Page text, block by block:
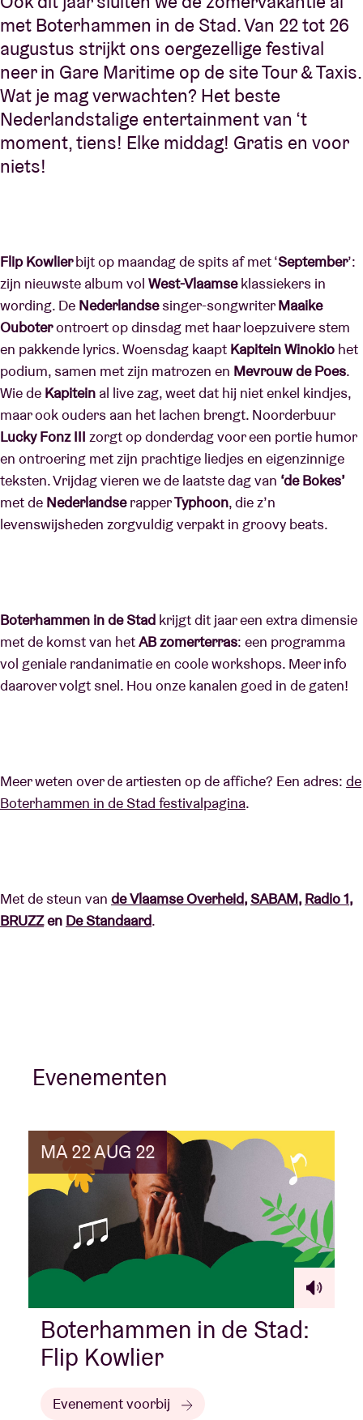
met Boterhammen in de Stad. Van 22 tot 26
augustus strijkt ons oergezellige festival
neer in Gare Maritime op de site Tour & Taxis.
Wat je mag verwachten? Het beste
Nederlandstalige entertainment van ‘t
moment, tiens! Elke middag! Gratis en voor
niets!
Flip Kowlierbijt op maandag de spits af met ‘September’:
zijn nieuwste album vol West-Vlaamseklassiekers in
wording. De Nederlandsesinger-songwriterMaaike
Ouboterontroert op dinsdag met haar loepzuivere stem
en pakkende lyrics. Woensdag kaapt Kapitein Winokio het
podium, samen met zijn matrozen en Mevrouw de Poes.
Wie de Kapitein al live zag, weet dat hij niet enkel kindjes,
maar ook ouders aan het lachen brengt. Noorderbuur
Lucky Fonz III zorgt op donderdag voor een portie humor
en ontroering met zijn prachtige liedjes en eigenzinnige
teksten. Vrijdag vieren we de laatste dag van ‘de Bokes’
met de NederlandserapperTyphoon, die z’n
levenswijsheden zorgvuldig verpakt in groovy beats.
Boterhammen in de Stad krijgt dit jaar een extra dimensie
met de komst van hetAB zomerterras: een programma
vol geniale randanimatie en coole workshops. Meer info
daarover volgt snel. Hou onze kanalen goed in de gaten!
Meer weten over de artiesten op de affiche? Een adres: de
Boterhammen in de Stad festivalpagina.
Met de steun van deVlaamse Overheid, SABAM, Radio 1,
BRUZZen De Standaard.
Evenementen
MA 22 AUG 22
Boterhammen in de Stad:
Flip Kowlier
Evenement voorbij